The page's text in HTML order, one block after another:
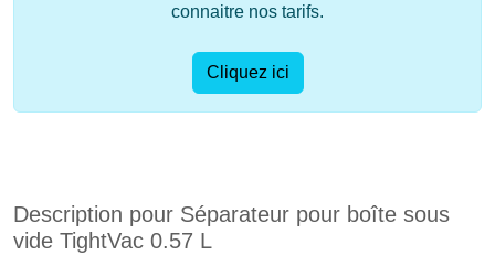
connaitre nos tarifs.
Cliquez ici
Description pour Séparateur pour boîte sous
vide TightVac 0.57 L